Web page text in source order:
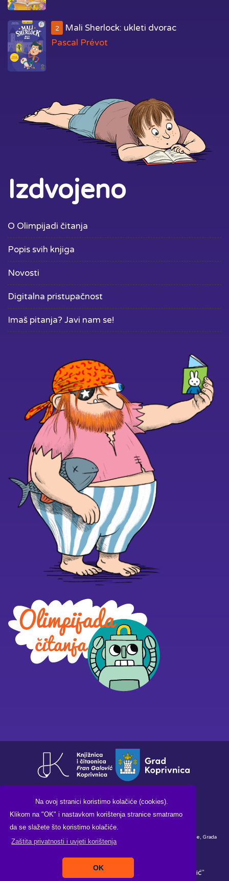
Na ovoj stranici koristimo kolačiće (cookies).
Klikom na "OK" i nastavkom korištenja stranice smatramo
da se slažete što koristimo kolačiće.
Zaštita privatnosti i uvjeti korištenja
OK
2
Mali Sherlock: ukleti dvorac
Pascal Prévot
Izdvojeno
O Olimpijadi čitanja
Popis svih knjiga
Novosti
Digitalna pristupačnost
Imaš pitanja? Javi nam se!
Financirano sredstvima Ministarstva kulture i medija Republike Hrvatske, Grada
Copyright ©2026. Knjižnica i čitaonica "Fran Galović"